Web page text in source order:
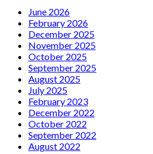
June 2026
February 2026
December 2025
November 2025
October 2025
September 2025
August 2025
July 2025
February 2023
December 2022
October 2022
September 2022
August 2022